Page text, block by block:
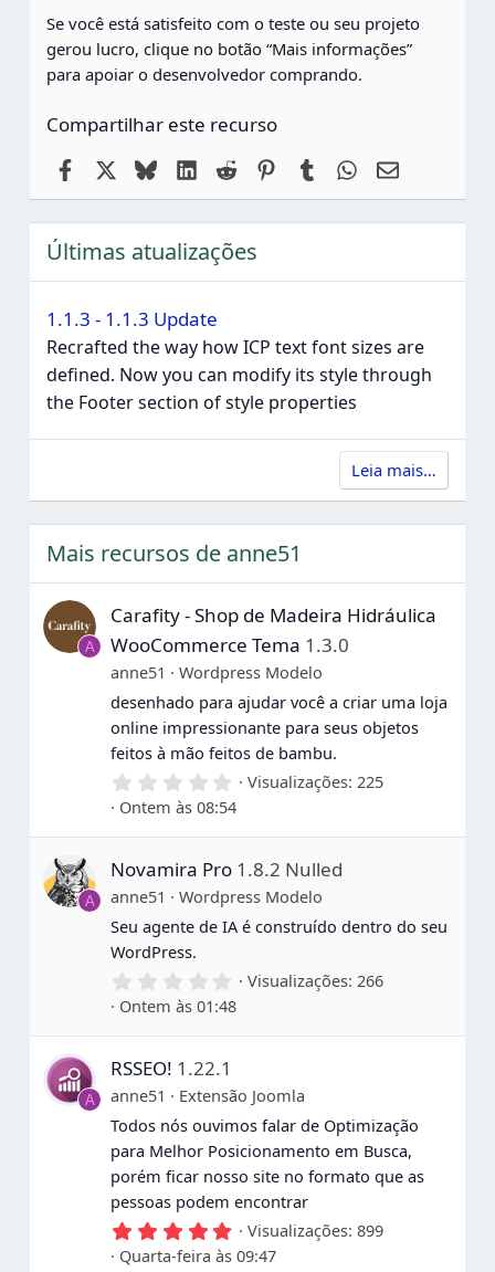
Se você está satisfeito com o teste ou seu projeto
gerou lucro, clique no botão “Mais informações”
para apoiar o desenvolvedor comprando.
Compartilhar este recurso
FacebookBlueskyLinkedIn
Reddit Pinterest
Tumblr WhatsApp
Email
Últimas atualizações
1.1.3 - 1.1.3 Update
Recrafted the way how ICP text font sizes are
defined. Now you can modify its style through
the Footer section of style properties
Leia mais…
Mais recursos de anne51
A
Carafity - Shop de Madeira Hidráulica
WooCommerce Tema 1.3.0
anne51
Wordpress Modelo
desenhado para ajudar você a criar uma loja
online impressionante para seus objetos
feitos à mão feitos de bambu.
0
,
0
0
s
r
e
l
s
Visualizações 225
Ontem às 08:54
A
Novamira Pro 1.8.2 Nulled
anne51
Wordpress Modelo
Seu agente de IA é construído dentro do seu
WordPress.
0
,
0
0
t
r
e
l
a
s
Visualizações 266
Ontem às 01:48
A
RSSEO! 1.22.1
anne51
Extensão Joomla
Todos nós ouvimos falar de Optimização
para Melhor Posicionamento em Busca,
porém ficar nosso site no formato que as
pessoas podem encontrar
5
,
0
Visualizações 899
Quarta-feira às 09:47